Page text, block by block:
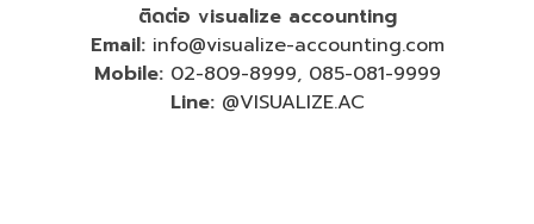
ติดต่อ visualize accounting
Email: info@visualize-accounting.com
Mobile: 02-809-8999, 085-081-9999
Line: @VISUALIZE.AC